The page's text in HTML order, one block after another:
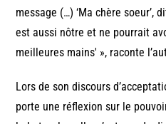
message (…) ‘Ma chère soeur’,
est aussi nôtre et ne pourrait
meilleures mains' », raconte
Lors de son discours
porte une réflexion sur le